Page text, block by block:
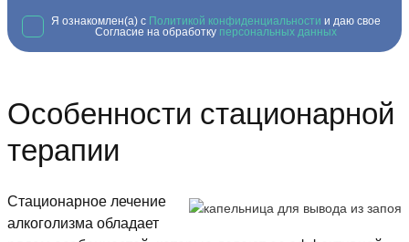
Я ознакомлен(а) с Политикой конфиденциальности и даю свое
Согласие на обработку персональных данных
Особенности стационарной
терапии
Стационарное лечение
алкоголизма обладает